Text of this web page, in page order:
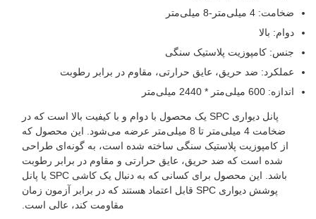
ضخامت: 4 میلی‌متر-8 میلی‌متر
دوام: بالا
جنس: کامپوزیت پلاستیک سنگی
عملکرد: ضد حریق، عایق حرارتی، مقاوم در برابر رطوبت
اندازه: 600 میلی‌متر * 2440 میلی‌متر
پانل دیواری SPC یک محصول با دوام و با کیفیت بالا است که در
ضخامت 4 میلی‌متر تا 8 میلی‌متر عرضه می‌شود. این محصول که
از کامپوزیت پلاستیک سنگی ساخته شده است، به گونه‌ای طراحی
شده است که ضد حریق، عایق حرارتی و مقاوم در برابر رطوبت
باشد. این محصول برای کسانی که به دنبال یک کاشی SPC یا پانل
پوشش دیواری SPC قابل اعتماد هستند که در برابر آزمون زمان
مقاومت کند، عالی است.